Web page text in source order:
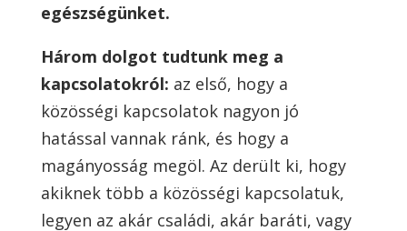
egészségünket.
Három dolgot tudtunk meg a
kapcsolatokról: az első, hogy a
közösségi kapcsolatok nagyon jó
hatással vannak ránk, és hogy a
magányosság megöl. Az derült ki, hogy
akiknek több a közösségi kapcsolatuk,
legyen az akár családi, akár baráti, vagy